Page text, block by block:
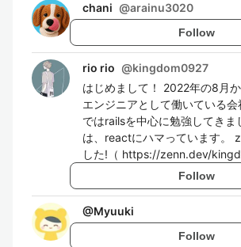
chani @arainu3020
Follow
rio rio @kingdom0927
はじめまして！ 2022年の8月
エンジニアとして働いている会
ではrailsを中心に勉強してきま
は、reactにハマっています。
した!（ https://zenn.dev/
Follow
@Myuuki
Follow